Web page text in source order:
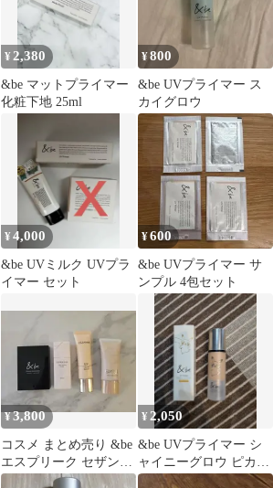
¥ 2,380
&be マットプライマー
化粧下地 25ml
¥800
&be UVプライマー ス
カイグロウ
¥4,000
&be UVミルク UVプラ
イマー セット
¥600
&be UVプライマー サ
ンプル 4包セット
¥3,800
コスメ まとめ売り &be
エスプリーク セザンヌ
エクセル
¥2,050
&be UVプライマー シ
ャイニーグロウ ピカチ
ュウ